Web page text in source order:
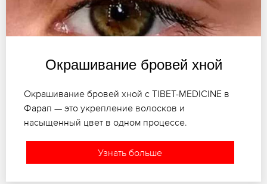
Окрашивание бровей хной
Окрашивание бровей хной с TIBET-MEDICINE в
Фарап — это укрепление волосков и
насыщенный цвет в одном процессе.
Узнать больше